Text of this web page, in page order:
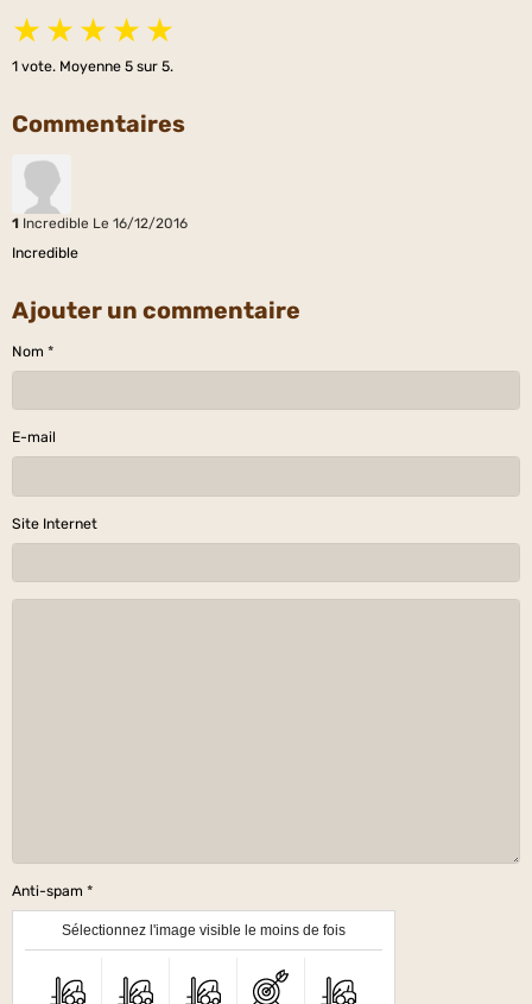
★ ★ ★ ★ ★
1 vote. Moyenne 5 sur 5.
Commentaires
1 Incredible Le 16/12/2016
Incredible
Ajouter un commentaire
Nom
E-mail
Site Internet
Anti-spam
Sélectionnez l'image visible le moins de fois